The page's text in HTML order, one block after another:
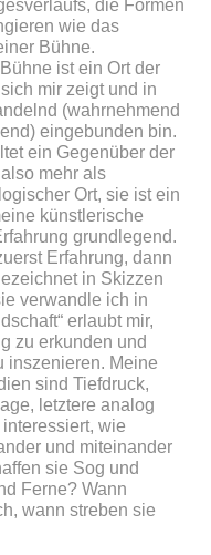
die Formen
wie das
Bühne.
ist ein Ort der
mir zeigt und in
(wahrnehmend
eingebunden bin.
ein Gegenüber der
mehr als
Ort, sie ist ein
künstlerische
grundlegend.
Erfahrung, dann
in Skizzen
verwandle ich in
erlaubt mir,
zu erkunden und
inszenieren. Meine
sind Tiefdruck,
letztere analog
wie
und miteinander
sie Sog und
Ferne? Wann
wann streben sie